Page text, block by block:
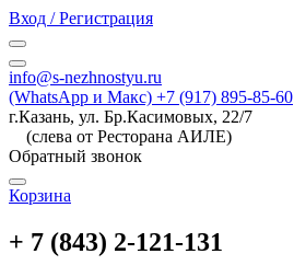
Вход / Регистрация
info@s-nezhnostyu.ru
(WhatsApp и Макс) +7 (917) 895-85-60
г.Казань, ул. Бр.Касимовых, 22/7
(слева от Ресторана АИЛЕ)
Обратный звонок
Корзина
+ 7 (843) 2-121-131